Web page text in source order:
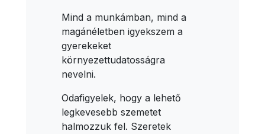
Mind a munkámban, mind a
magánéletben igyekszem a
gyerekeket
környezettudatosságra
nevelni.
Odafigyelek, hogy a lehető
legkevesebb szemetet
halmozzuk fel. Szeretek